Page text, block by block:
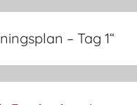
– Tag 1“